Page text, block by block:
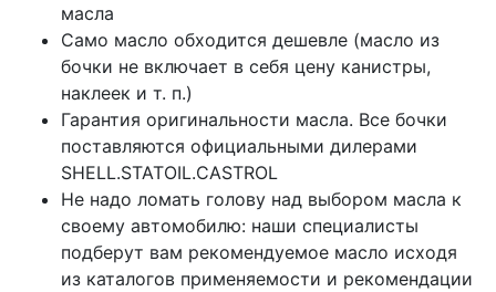
масла
Само масло обходится дешевле (масло из
бочки не включает в себя цену канистры,
наклеек и т. п.)
Гарантия оригинальности масла. Все бочки
поставляются официальными дилерами
SHELL.STATOIL.CASTROL
Не надо ломать голову над выбором масла к
своему автомобилю: наши специалисты
подберут вам рекомендуемое масло исходя
из каталогов применяемости и рекомендации